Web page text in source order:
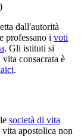
)
dall'autorità
professano i voti
. Gli istituti si
consacrata è
.
società di vita
apostolica non